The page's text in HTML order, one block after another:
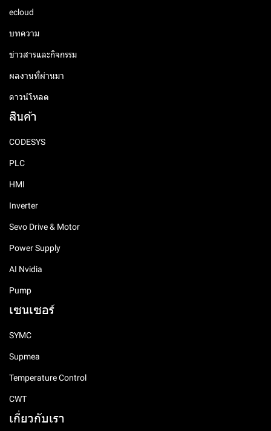
ecloud
บทความ
ข่าวสารและกิจกรรม
ผลงานที่ผ่านมา
ดาวน์โหลด
สินค้า
CODESYS
PLC
HMI
Inverter
Sevo Drive & Motor
Power Supply
AI Nvidia
Pump
เซนเซอร์
SYMC
Supmea
Temperature Control
CWT
เกี่ยวกับเรา